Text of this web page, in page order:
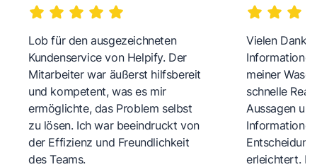
Lob für den ausgezeichneten
Kundenservice von Helpify. Der
Mitarbeiter war äußerst hilfsbereit
und kompetent, was es mir
ermöglichte, das Problem selbst
zu lösen. Ich war beeindruckt von
der Effizienz und Freundlichkeit
des Teams.
Vielen Dank
meiner
schnelle
Aussagen
erleichtert.